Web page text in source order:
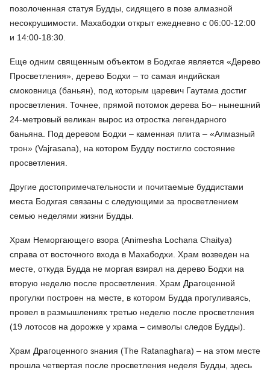
позолоченная статуя Будды, сидящего в позе алмазной
несокрушимости. Махабодхи открыт ежедневно с 06:00-12:00
и 14:00-18:30.
Еще одним священным объектом в Бодхгае является «Дерево
Просветления», дерево Бодхи – то самая индийская
смоковница (баньян), под которым царевич Гаутама достиг
просветления. Точнее, прямой потомок дерева Бо– нынешний
24-метровый великан вырос из отростка легендарного
баньяна. Под деревом Бодхи – каменная плита – «Алмазный
трон» (Vajrasana), на котором Будду постигло состояние
просветления.
Другие достопримечательности и почитаемые буддистами
места Бодхгая связаны с следующими за просветлением
семью неделями жизни Будды.
Храм Неморгающего взора (Animesha Lochana Chaitya)
справа от восточного входа в Махабодхи. Храм возведен на
месте, откуда Будда не моргая взирал на дерево Бодхи на
вторую неделю после просветления. Храм Драгоценной
прогулки построен на месте, в котором Будда прогуливаясь,
провел в размышлениях третью неделю после просветления
(19 лотосов на дорожке у храма – символы следов Будды).
Храм Драгоценного знания (The Ratanaghara) – на этом месте
прошла четвертая после просветления неделя Будды, здесь